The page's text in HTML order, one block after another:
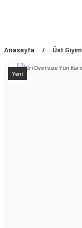
Anasayfa Üst Giyim
Yeni